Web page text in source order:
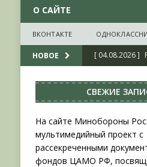
О САЙТЕ
ВКОНТАКТЕ
НОВОЕ [ 04.08.2026 ]
НОВОСТИ
[ 31.07.2026 ]
[ 19.07.2026 ]
[ 06.08.2026 ]
СВЕЖИЕ
На сайте Минобороны
мультимедийный проект с
рассекреченными
фондов ЦАМО РФ,